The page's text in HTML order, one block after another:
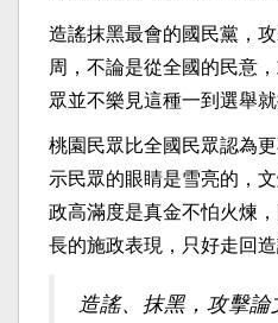
造謠抹黑最會的國民黨，
周，不論是從全國的民意
眾並不樂見這種一到選舉就
桃園民眾比全國民眾認為
示民眾的眼睛是雪亮的，
政高滿度是真金不怕火煉
長的施政表現，只好走回造
造謠、抹黑，攻擊